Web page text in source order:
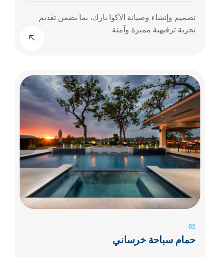
تصميم وإنشاء وصيانة الأكوا بارك، بما يضمن تقديم
تجربة ترفيهية مميزة وآمنة.
02
حمام سباحة خرساني